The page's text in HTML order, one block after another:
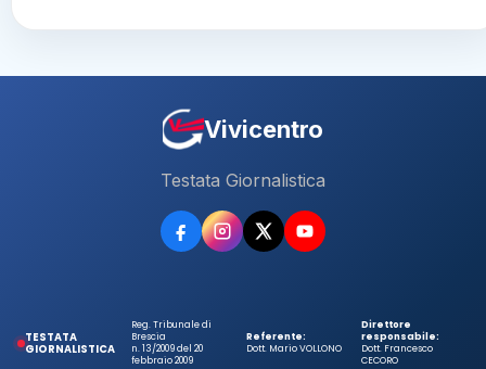
Vivicentro
Testata Giornalistica
TESTATA
GIORNALISTICA
Reg. Tribunale di
Brescia
n. 13/2009 del 20
febbraio 2009
Referente:
Dott. Mario VOLLONO
Direttore
responsabile:
Dott. Francesco
CECORO